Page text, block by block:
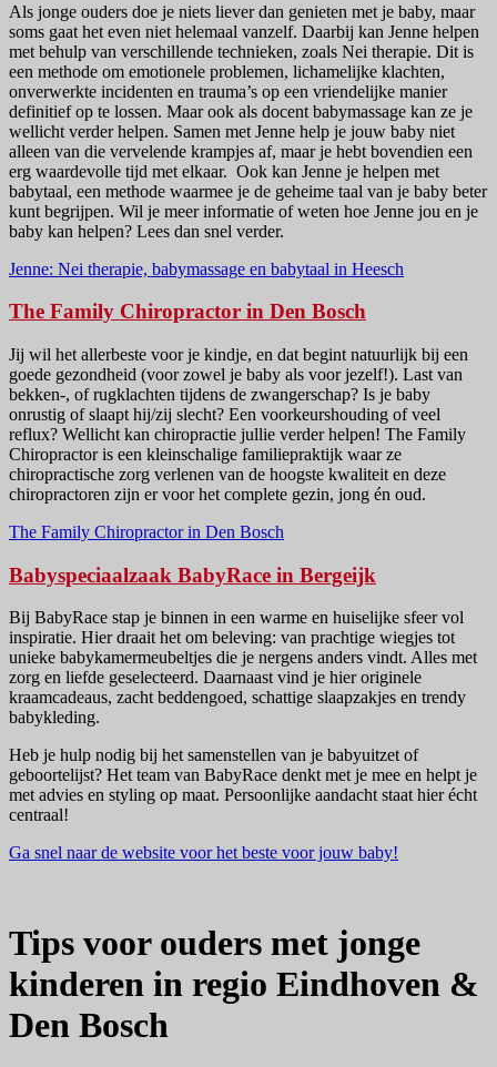
Als jonge ouders doe je niets liever dan genieten met je baby, maar
soms gaat het even niet helemaal vanzelf. Daarbij kan Jenne helpen
met behulp van verschillende technieken, zoals Nei therapie. Dit is
een methode om emotionele problemen, lichamelijke klachten,
onverwerkte incidenten en trauma’s op een vriendelijke manier
definitief op te lossen. Maar ook als docent babymassage kan ze je
wellicht verder helpen. Samen met Jenne help je jouw baby niet
alleen van die vervelende krampjes af, maar je hebt bovendien een
erg waardevolle tijd met elkaar. Ook kan Jenne je helpen met
babytaal, een methode waarmee je de geheime taal van je baby beter
kunt begrijpen. Wil je meer informatie of weten hoe Jenne jou en je
baby kan helpen? Lees dan snel verder.
Jenne: Nei therapie, babymassage en babytaal in Heesch
The Family Chiropractor in Den Bosch
Jij wil het allerbeste voor je kindje, en dat begint natuurlijk bij een
goede gezondheid (voor zowel je baby als voor jezelf!). Last van
bekken-, of rugklachten tijdens de zwangerschap? Is je baby
onrustig of slaapt hij/zij slecht? Een voorkeurshouding of veel
reflux? Wellicht kan chiropractie jullie verder helpen! The Family
Chiropractor is een kleinschalige familiepraktijk waar ze
chiropractische zorg verlenen van de hoogste kwaliteit en deze
chiropractoren zijn er voor het complete gezin, jong én oud.
The Family Chiropractor in Den Bosch
Babyspeciaalzaak BabyRace in Bergeijk
Bij BabyRace stap je binnen in een warme en huiselijke sfeer vol
inspiratie. Hier draait het om beleving: van prachtige wiegjes tot
unieke babykamermeubeltjes die je nergens anders vindt. Alles met
zorg en liefde geselecteerd. Daarnaast vind je hier originele
kraamcadeaus, zacht beddengoed, schattige slaapzakjes en trendy
babykleding.
Heb je hulp nodig bij het samenstellen van je babyuitzet of
geboortelijst? Het team van BabyRace denkt met je mee en helpt je
met advies en styling op maat. Persoonlijke aandacht staat hier écht
centraal!
Ga snel naar de website voor het beste voor jouw baby!
Tips voor ouders met jonge
kinderen in regio Eindhoven &
Den Bosch